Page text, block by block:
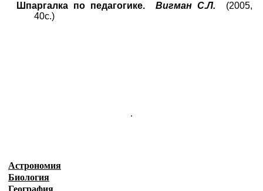
Шпаргалка по педагогике.
Вигман С.Л. (2005,
40с.)
.
Астрономия
Биология
География